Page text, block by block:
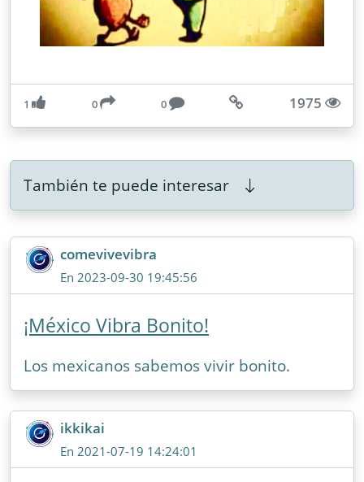
1 0 0 1975
También te puede interesar
comevivevibra
En 2023-09-30 19:45:56
¡México Vibra Bonito!
Los mexicanos sabemos vivir bonito.
ikkikai
En 2021-07-19 14:24:01